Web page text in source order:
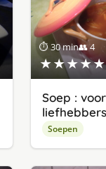
⏱ 30 min👥 4
★★★★★
Soep :
liefhebbers
Soepen